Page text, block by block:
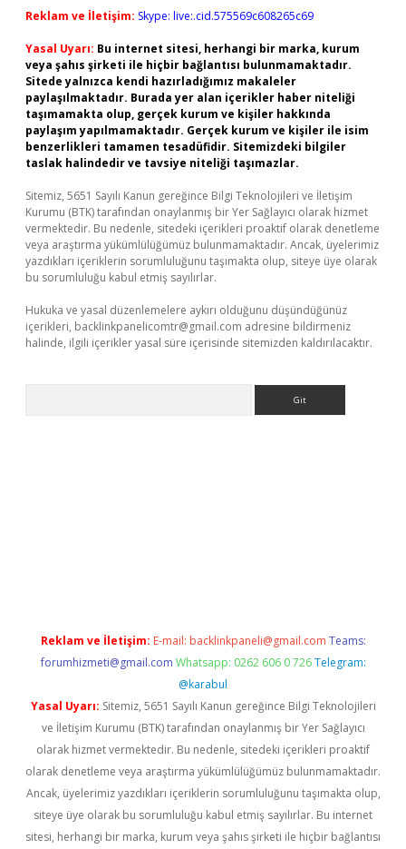
Reklam ve İletişim: Skype: live:.cid.575569c608265c69
Yasal Uyarı: Bu internet sitesi, herhangi bir marka, kurum
veya şahıs şirketi ile hiçbir bağlantısı bulunmamaktadır.
Sitede yalnızca kendi hazırladığımız makaleler
paylaşılmaktadır. Burada yer alan içerikler haber niteliği
taşımamakta olup, gerçek kurum ve kişiler hakkında
paylaşım yapılmamaktadır. Gerçek kurum ve kişiler ile isim
benzerlikleri tamamen tesadüfidir. Sitemizdeki bilgiler
taslak halindedir ve tavsiye niteliği taşımazlar.
Sitemiz, 5651 Sayılı Kanun gereğince Bilgi Teknolojileri ve İletişim
Kurumu (BTK) tarafından onaylanmış bir Yer Sağlayıcı olarak hizmet
vermektedir. Bu nedenle, sitedeki içerikleri proaktif olarak denetleme
veya araştırma yükümlülüğümüz bulunmamaktadır. Ancak, üyelerimiz
yazdıkları içeriklerin sorumluluğunu taşımakta olup, siteye üye olarak
bu sorumluluğu kabul etmiş sayılırlar.
Hukuka ve yasal düzenlemelere aykırı olduğunu düşündüğünüz
içerikleri, backlinkpanelicomtr@gmail.com adresine bildirmeniz
halinde, ilgili içerikler yasal süre içerisinde sitemizden kaldırılacaktır.
Reklam ve İletişim: E-mail: backlinkpaneli@gmail.com Teams:
forumhizmeti@gmail.com Whatsapp: 0262 606 0 726 Telegram:
@karabul
Yasal Uyarı: Sitemiz, 5651 Sayılı Kanun gereğince Bilgi Teknolojileri
ve İletişim Kurumu (BTK) tarafından onaylanmış bir Yer Sağlayıcı
olarak hizmet vermektedir. Bu nedenle, sitedeki içerikleri proaktif
olarak denetleme veya araştırma yükümlülüğümüz bulunmamaktadır.
Ancak, üyelerimiz yazdıkları içeriklerin sorumluluğunu taşımakta olup,
siteye üye olarak bu sorumluluğu kabul etmiş sayılırlar. Bu internet
sitesi, herhangi bir marka, kurum veya şahıs şirketi ile hiçbir bağlantısı